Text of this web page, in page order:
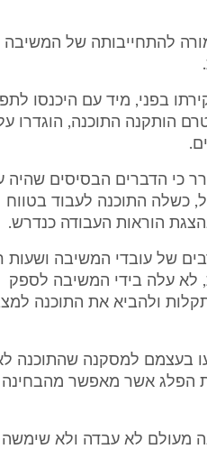
להתחייבותה של המשיבה
בפני, מיד עם היכנסו
הותקנה התוכנה, הוגדרו על
כי הדברים הבסיסים שהיה
כשלה התוכנה לעבוד בטווח
הוראות העבודה כנדרש.
של עובדי המשיבה ושעות
לא עלה בידי המשיבה לספק
ולהביא את התוכנה
בעצמם למסקנה שהתוכנה
הפלג אשר מאפשר מהבחינה
מעולם לא עבדה ולא